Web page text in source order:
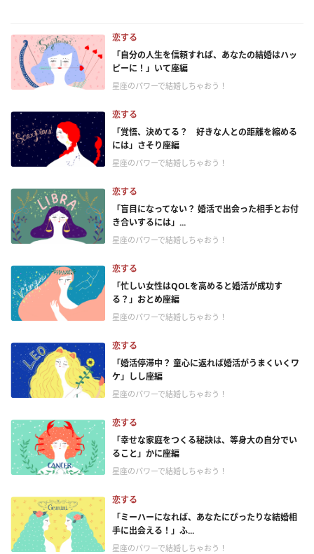
恋する
「自分の人生を信頼すれば、あなたの結婚はハッ
ピーに！」いて座編
星座のパワーで結婚しちゃおう！
恋する
「覚悟、決めてる？ 好きな人との距離を縮める
には」さそり座編
星座のパワーで結婚しちゃおう！
恋する
「盲目になってない？ 婚活で出会った相手とお付
き合いするには」...
星座のパワーで結婚しちゃおう！
恋する
「忙しい女性はQOLを高めると婚活が成功す
る？」おとめ座編
星座のパワーで結婚しちゃおう！
恋する
「婚活停滞中？ 童心に返れば婚活がうまくいくワ
ケ」しし座編
星座のパワーで結婚しちゃおう！
恋する
「幸せな家庭をつくる秘訣は、等身大の自分でい
ること」かに座編
星座のパワーで結婚しちゃおう！
恋する
「ミーハーになれば、あなたにぴったりな結婚相
手に出会える！」ふ...
星座のパワーで結婚しちゃおう！